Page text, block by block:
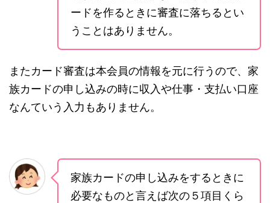
ードを作るときに審査に落ちるとい
うことはありません。
またカード審査は本会員の情報を元に行うので、家
族カードの申し込みの時に収入や仕事・支払い口座
なんていう入力もありません。
家族カードの申し込みをするときに
必要なものと言えば次の５項目くら